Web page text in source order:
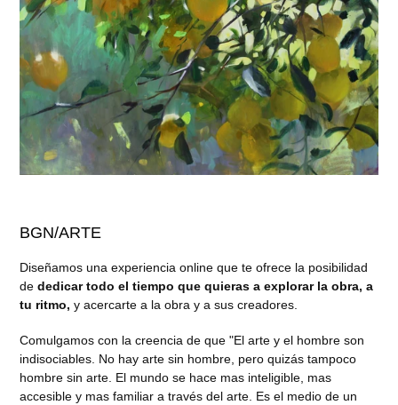
BGN/ARTE
Diseñamos una experiencia online que te ofrece la posibilidad
de dedicar todo el tiempo que quieras a explorar la obra, a
tu ritmo, y acercarte a la obra y a sus creadores.
Comulgamos con la creencia de que "El arte y el hombre son
indisociables. No hay arte sin hombre, pero quizás tampoco
hombre sin arte. El mundo se hace mas inteligible, mas
accesible y mas familiar a través del arte. Es el medio de un